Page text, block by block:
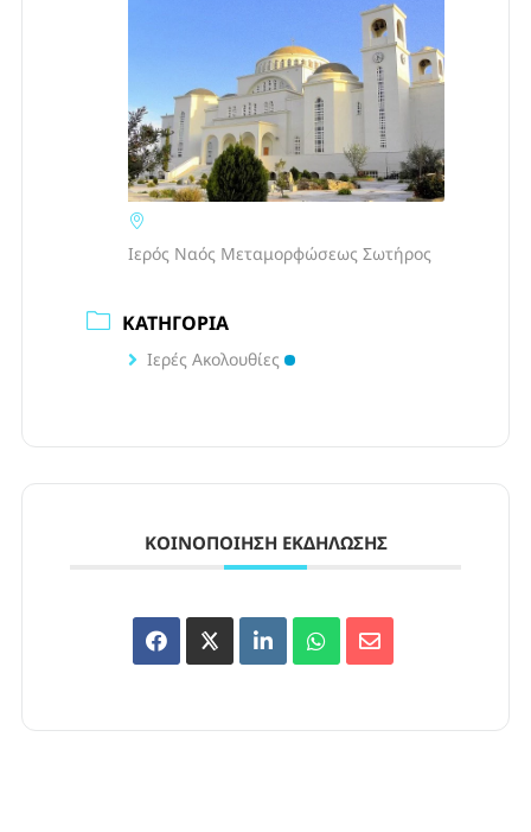
Ιερός Ναός Μεταμορφώσεως Σωτήρος
ΚΑΤΗΓΟΡΊΑ
Ιερές Ακολουθίες
ΚΟΙΝΟΠΟΊΗΣΗ ΕΚΔΉΛΩΣΗΣ